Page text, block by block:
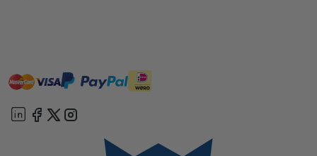
mastervisa paypal ideal